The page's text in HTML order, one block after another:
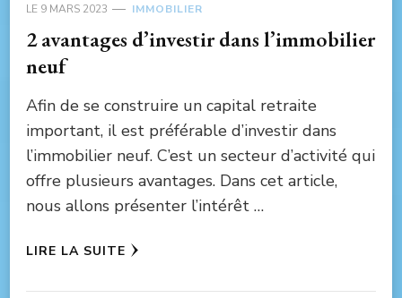
LE 9 MARS 2023 IMMOBILIER
2 avantages d’investir dans l’immobilier
neuf
Afin de se construire un capital retraite
important, il est préférable d’investir dans
l’immobilier neuf. C’est un secteur d’activité qui
offre plusieurs avantages. Dans cet article,
nous allons présenter l’intérêt …
LIRE LA SUITE